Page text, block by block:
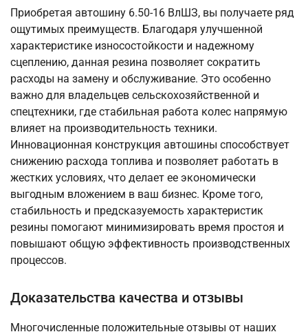
Приобретая автошину 6.50-16 ВлШЗ, вы получаете ряд
ощутимых преимуществ. Благодаря улучшенной
характеристике износостойкости и надежному
сцеплению, данная резина позволяет сократить
расходы на замену и обслуживание. Это особенно
важно для владельцев сельскохозяйственной и
спецтехники, где стабильная работа колес напрямую
влияет на производительность техники.
Инновационная конструкция автошины способствует
снижению расхода топлива и позволяет работать в
жестких условиях, что делает ее экономически
выгодным вложением в ваш бизнес. Кроме того,
стабильность и предсказуемость характеристик
резины помогают минимизировать время простоя и
повышают общую эффективность производственных
процессов.
Доказательства качества и отзывы
Многочисленные положительные отзывы от наших